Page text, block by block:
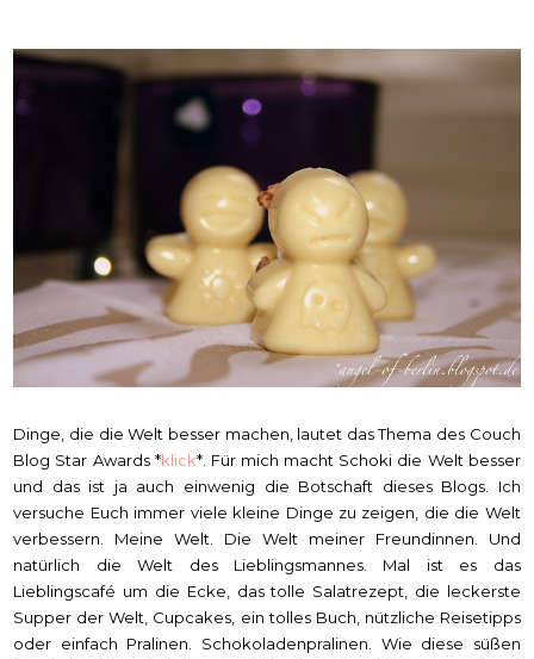
Dinge, die die Welt besser machen, lautet das Thema des Couch
Blog Star Awards *klick*. Für mich macht Schoki die Welt besser
und das ist ja auch einwenig die Botschaft dieses Blogs. Ich
versuche Euch immer viele kleine Dinge zu zeigen, die die Welt
verbessern. Meine Welt. Die Welt meiner Freundinnen. Und
natürlich die Welt des Lieblingsmannes. Mal ist es das
Lieblingscafé um die Ecke, das tolle Salatrezept, die leckerste
Supper der Welt, Cupcakes, ein tolles Buch, nützliche Reisetipps
oder einfach Pralinen. Schokoladenpralinen. Wie diese süßen